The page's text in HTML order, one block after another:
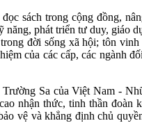
sách trong cộng đồng,
phát triển tư duy, giáo
đời sống xã hội; tôn
của các cấp, các ngành
Sa của Việt Nam -
nhận thức, tinh thần đoàn
vệ và khẳng định chủ